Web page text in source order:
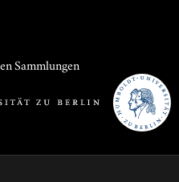
Sammlungen